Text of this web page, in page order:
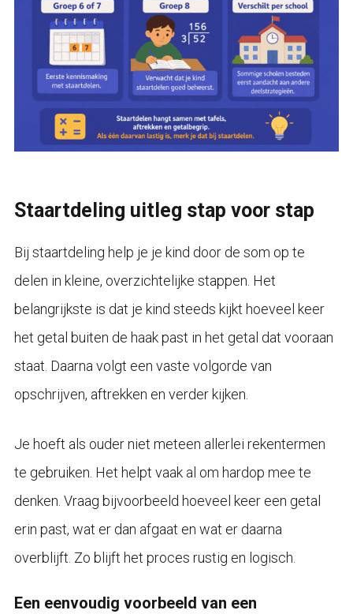
Staartdeling uitleg stap voor stap
Bij staartdeling help je je kind door de som op te
delen in kleine, overzichtelijke stappen. Het
belangrijkste is dat je kind steeds kijkt hoeveel keer
het getal buiten de haak past in het getal dat vooraan
staat. Daarna volgt een vaste volgorde van
opschrijven, aftrekken en verder kijken.
Je hoeft als ouder niet meteen allerlei rekentermen
te gebruiken. Het helpt vaak al om hardop mee te
denken. Vraag bijvoorbeeld hoeveel keer een getal
erin past, wat er dan afgaat en wat er daarna
overblijft. Zo blijft het proces rustig en logisch.
Een eenvoudig voorbeeld van een